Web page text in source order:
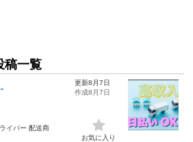
稿一覧
イバー 配送商
更新8月7日
作成8月7日
お気に入り